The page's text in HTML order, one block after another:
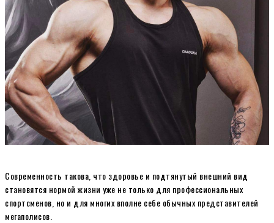
Современность такова, что здоровье и подтянутый внешний вид
становятся нормой жизни уже не только для профессиональных
спортсменов, но и для многих вполне себе обычных представителей
мегаполисов.